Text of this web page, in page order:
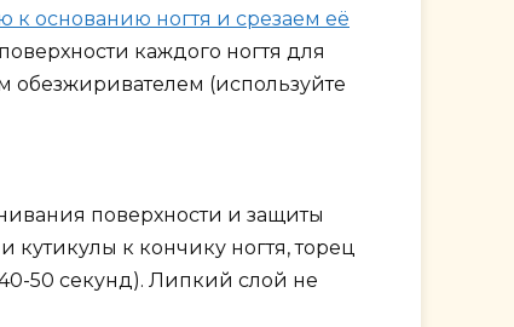
к основанию ногтя и срезаем её
каждого ногтя для
(используйте
поверхности и защиты
к кончику ногтя, торец
50 секунд). Липкий слой не